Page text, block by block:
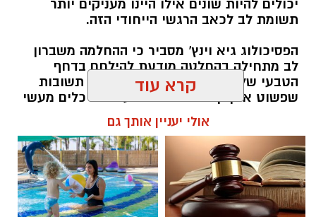
יכולים להיות שונים אילו היינו מעניקים יותר
תשומת לב לכאב הרגשי הייחודי הזה.
הפסיכולוג גיא וינץ' מסביר כי ההחלמה משברון
לב מתחילה בהחלטה מודעת להילחם בדחף
הטבעי שלנו לייפות את העבר ולחפש תשובות
שפשוט אינן קיימות. הוא מציע ארגז כלים מעשי
שיעזור לנו, בהדרגה, להשתחרר מהכאב ולהמשיך
הלב שלנו אולי נשבר לפעמים, אבל אנחנו לא
חייבים להישבר יחד איתו.
מערכת האתר / 09:04 23.07.26
קרא עוד
אולי יעניין אותך גם